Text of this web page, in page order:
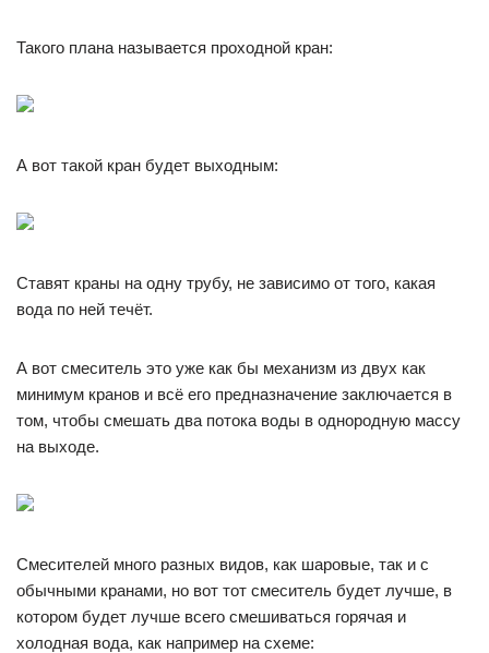
Такого плана называется проходной кран:
А вот такой кран будет выходным:
Ставят краны на одну трубу, не зависимо от того, какая
вода по ней течёт.
А вот смеситель это уже как бы механизм из двух как
минимум кранов и всё его предназначение заключается в
том, чтобы смешать два потока воды в однородную массу
на выходе.
Смесителей много разных видов, как шаровые, так и с
обычными кранами, но вот тот смеситель будет лучше, в
котором будет лучше всего смешиваться горячая и
холодная вода, как например на схеме: